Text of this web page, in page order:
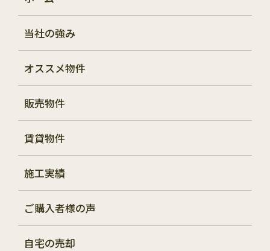
当社の強み
オススメ物件
販売物件
賃貸物件
施工実績
ご購入者様の声
自宅の売却